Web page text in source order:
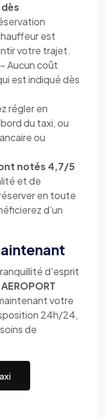
est
votre trajet.
– Aucun coût
est indiqué dès
régler en
du taxi, ou
ou
notés 4,7/5
et de
en toute
d’un
d'esprit
votre
24h/24,
de